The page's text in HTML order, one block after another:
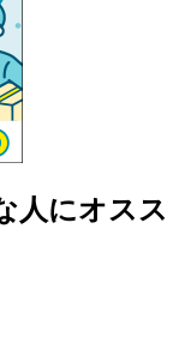
人にオスス